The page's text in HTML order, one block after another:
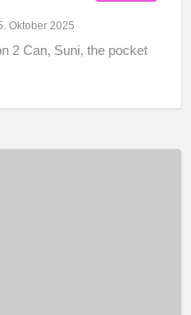
Oktober 2025
2 Can, Suni, the pocket